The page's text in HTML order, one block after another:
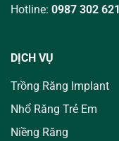
Hotline: 0987 302 621
DỊCH VỤ
Trồng Răng Implant
Nhổ Răng Trẻ Em
Niềng Răng